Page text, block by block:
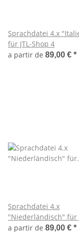
Sprachdatei 4.x
für JTL-Shop 4
a partir de 89,00 € *
Sprachdatei 4.x
"Niederländisch" für
Shop 4
a partir de 89,00 € *